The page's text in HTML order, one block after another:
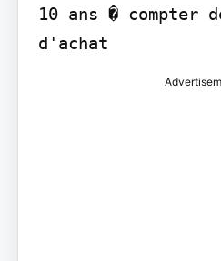
10 ans � compter
d'achat